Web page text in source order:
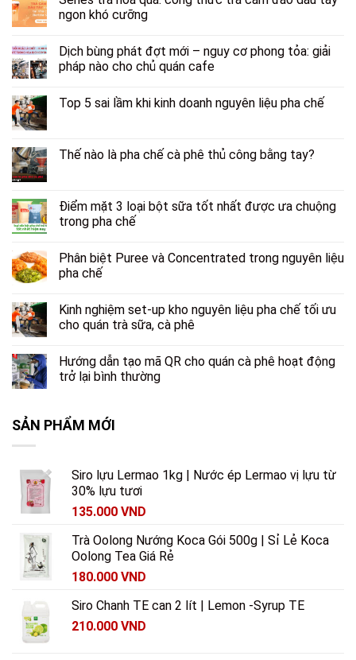
ngon khó cưỡng
Dịch bùng phát đợt mới – nguy cơ phong tỏa: giải
pháp nào cho chủ quán cafe
Top 5 sai lầm khi kinh doanh nguyên liệu pha chế
Thế nào là pha chế cà phê thủ công bằng tay?
Điểm mặt 3 loại bột sữa tốt nhất được ưa chuộng
trong pha chế
Phân biệt Puree và Concentrated trong nguyên liệu
pha chế
Kinh nghiệm set-up kho nguyên liệu pha chế tối ưu
cho quán trà sữa, cà phê
Hướng dẫn tạo mã QR cho quán cà phê hoạt động
trở lại bình thường
SẢN PHẨM MỚI
Siro lựu Lermao 1kg | Nước ép Lermao vị lựu từ
30% lựu tươi
135.000 VND
Trà Oolong Nướng Koca Gói 500g | Sỉ Lẻ Koca
Oolong Tea Giá Rẻ
180.000 VND
Siro Chanh TE can 2 lít | Lemon -Syrup TE
210.000 VND